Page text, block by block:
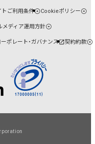
トご利用条件 Cookieポリシー
メディア運用方針
ーポレート・ガバナンス 契約約款